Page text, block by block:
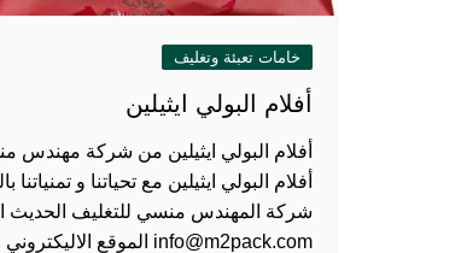
خامات تعبئة وتغليف
أفلام البولي ايثيلين
أفلام البولي ايثيلين من شركة مهندس
أفلام البولي ايثيلين مع تحياتنا و تمنياتنا
شركة المهندس منسي للتغليف الحديث
info@m2pack.com الموقع الاليكتروني